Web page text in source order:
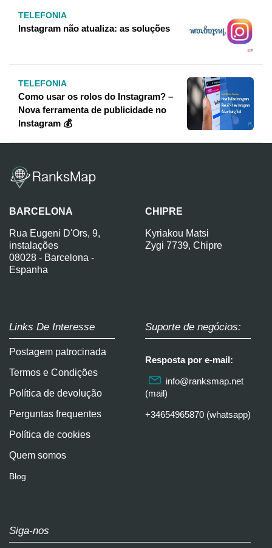
TELEFONIA
Instagram não atualiza: as soluções
TELEFONIA
Como usar os rolos do Instagram? –
Nova ferramenta de publicidade no
Instagram 💰
BARCELONA
Rua Eugeni D'Ors, 9,
instalações
08028 - Barcelona -
Espanha
CHIPRE
Kyriakou Matsi
Zygi 7739, Chipre
Links De Interesse
Postagem patrocinada
Termos e Condições
Política de devolução
Perguntas frequentes
Política de cookies
Quem somos
Blog
Suporte de negócios:
Resposta por e-mail:
info@ranksmap.net
(mail)
+34654965870 (whatsapp)
Siga-nos